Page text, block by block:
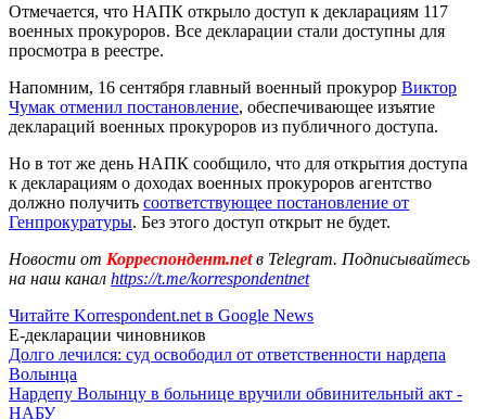
Отмечается, что НАПК открыло доступ к декларациям 117
военных прокуроров. Все декларации стали доступны для
просмотра в реестре.
Напомним, 16 сентября главный военный прокурор Виктор
Чумак отменил постановление, обеспечивающее изъятие
деклараций военных прокуроров из публичного доступа.
Но в тот же день НАПК сообщило, что для открытия доступа
к декларациям о доходах военных прокуроров агентство
должно получить соответствующее постановление от
Генпрокуратуры. Без этого доступ открыт не будет.
Новости от Корреспондент.netв Telegram. Подписывайтесь
на наш канал https://t.me/korrespondentnet
Читайте Korrespondent.net в Google News
Е-декларации чиновников
Долго лечился: суд освободил от ответственности нардепа
Волынца
Нардепу Волынцу в больнице вручили обвинительный акт -
НАБУ